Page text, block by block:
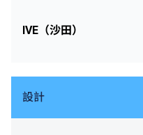
IVE（沙田）
設計